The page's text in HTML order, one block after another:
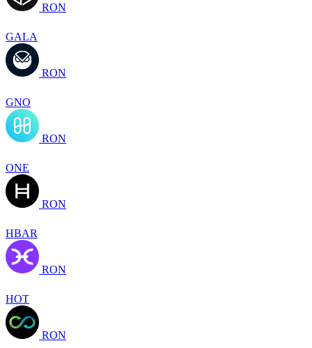
RON
GALA
RON
GNO
RON
ONE
RON
HBAR
RON
HOT
RON